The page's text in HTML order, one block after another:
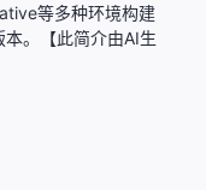
等多种环境构建
。【此简介由AI生